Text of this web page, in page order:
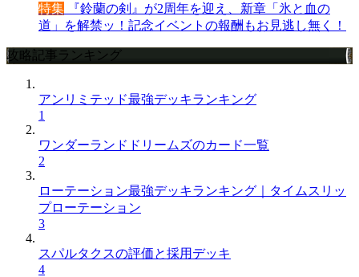
特集 『鈴蘭の剣』が2周年を迎え、新章「氷と血の
道」を解禁ッ！記念イベントの報酬もお見逃し無く！
攻略記事ランキング
アンリミテッド最強デッキランキング
1
ワンダーランドドリームズのカード一覧
2
ローテーション最強デッキランキング｜タイムスリッ
プローテーション
3
スパルタクスの評価と採用デッキ
4